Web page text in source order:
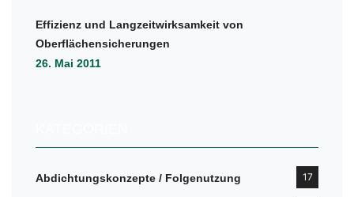
Effizienz und Langzeitwirksamkeit von
Oberflächensicherungen
26. Mai 2011
Abdichtungskonzepte / Folgenutzung 17